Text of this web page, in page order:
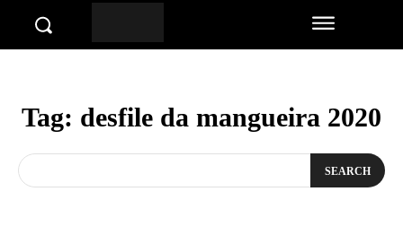
Tag: desfile da mangueira 2020
SEARCH